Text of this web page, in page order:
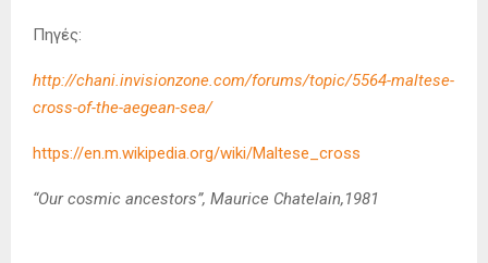
Πηγές:
http://chani.invisionzone.com/forums/topic/5564-maltese-
cross-of-the-aegean-sea/
https://en.m.wikipedia.org/wiki/Maltese_cross
“Our cosmic ancestors”, Maurice Chatelain,1981